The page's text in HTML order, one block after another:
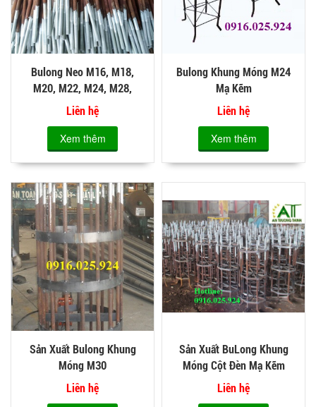
Bulong Neo M16, M18,
M20, M22, M24, M28,
M30, M32
Liên hệ
Xem thêm
Bulong Khung Móng M24
Mạ Kẽm
Liên hệ
Xem thêm
Sản Xuất Bulong Khung
Móng M30
Liên hệ
Sản Xuất BuLong Khung
Móng Cột Đèn Mạ Kẽm
Liên hệ